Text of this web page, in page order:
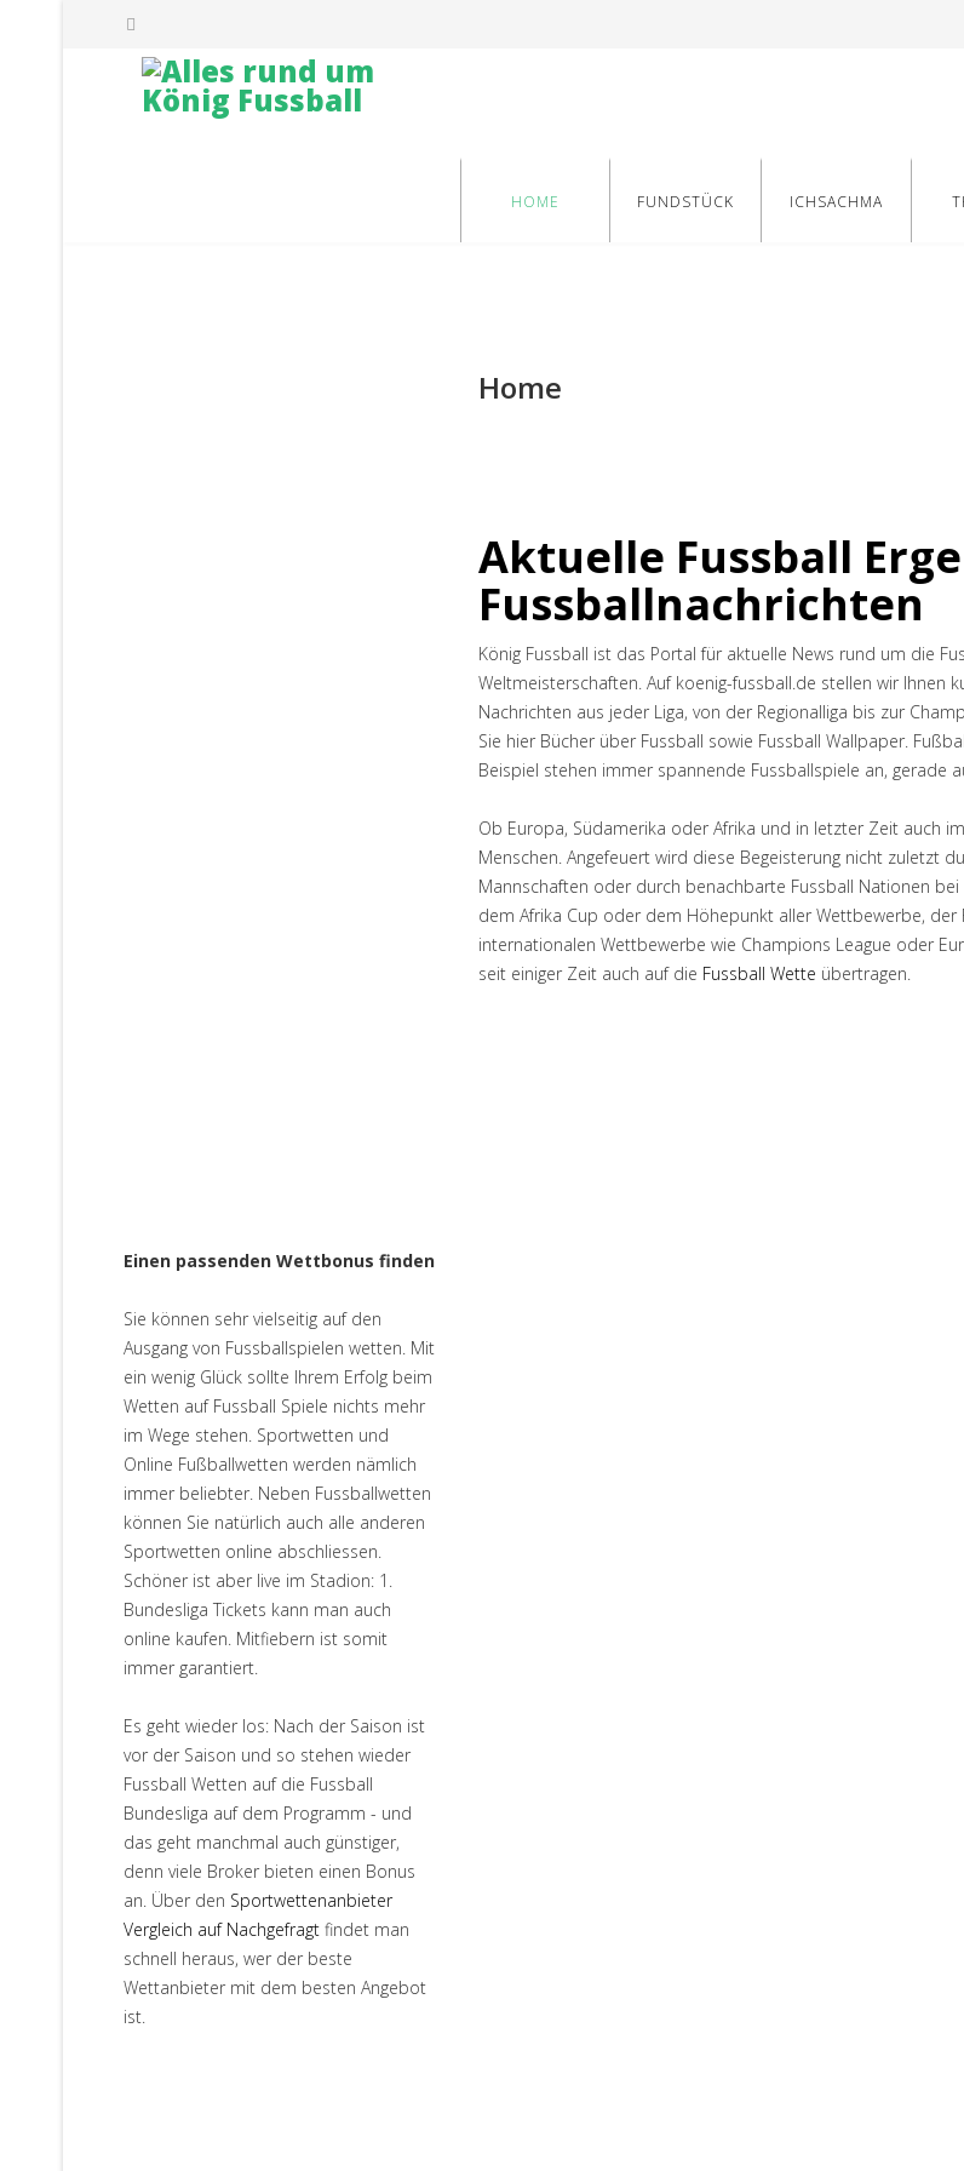
HOME FUNDSTÜCK ICHSACHMA
Einen passenden Wettbonus finden
Sie können sehr vielseitig auf den
Ausgang von Fussballspielen wetten. Mit
ein wenig Glück sollte Ihrem Erfolg beim
Wetten auf Fussball Spiele nichts mehr
im Wege stehen. Sportwetten und
Online Fußballwetten werden nämlich
immer beliebter. Neben Fussballwetten
können Sie natürlich auch alle anderen
Sportwetten online abschliessen.
Schöner ist aber live im Stadion: 1.
Bundesliga Tickets kann man auch
online kaufen. Mitfiebern ist somit
immer garantiert.
Es geht wieder los: Nach der Saison ist
vor der Saison und so stehen wieder
Fussball Wetten auf die Fussball
Bundesliga auf dem Programm - und
das geht manchmal auch günstiger,
denn viele Broker bieten einen Bonus
an. Über den Sportwettenanbieter
Vergleich auf Nachgefragt findet man
schnell heraus, wer der beste
Wettanbieter mit dem besten Angebot
ist.
Home
Aktuelle Fussball
Fussballnachrichten
König Fussball ist das Portal für aktuelle News rund um die
Weltmeisterschaften. Auf koenig-fussball.de stellen wir Ihnen
Nachrichten aus jeder Liga, von der Regionalliga bis zur
Sie hier Bücher über Fussball sowie Fussball Wallpaper.
Beispiel stehen immer spannende Fussballspiele an, gerade
Ob Europa, Südamerika oder Afrika und in letzter Zeit auch
Menschen. Angefeuert wird diese Begeisterung nicht zuletzt
Mannschaften oder durch benachbarte Fussball Nationen
dem Afrika Cup oder dem Höhepunkt aller Wettbewerbe,
internationalen Wettbewerbe wie Champions League oder
seit einiger Zeit auch auf die Fussball Wette übertragen.